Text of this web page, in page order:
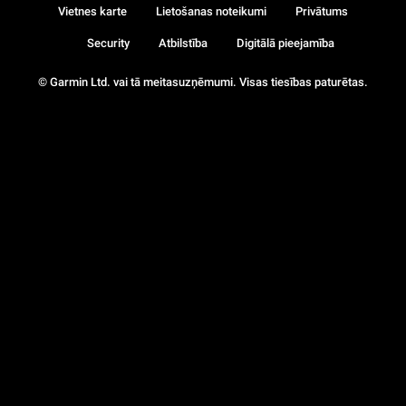
© Garmin Ltd. vai tā meitasuzņēmumi. Visas tiesības paturētas.
Vietnes karte Lietošanas noteikumi Privātums
Security Atbilstība Digitālā pieejamība